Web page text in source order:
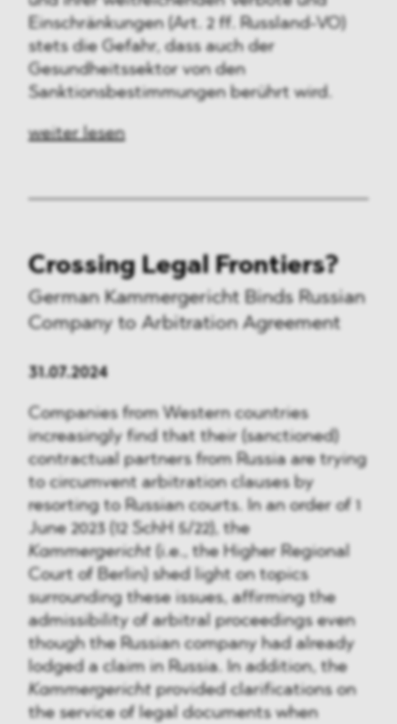
Einschränkungen (Art. 2 ff. Russland-VO)
stets die Gefahr, dass auch der
Gesundheitssektor von den
Sanktionsbestimmungen berührt wird.
weiter lesen
Crossing Legal Frontiers?
German Kammergericht Binds Russian
Company to Arbitration Agreement
31.07.2024
Companies from Western countries
increasingly find that their (sanctioned)
contractual partners from Russia are trying
to circumvent arbitration clauses by
resorting to Russian courts. In an order of 1
June 2023 (12 SchH 5/22), the
Kammergericht (i.e., the Higher Regional
Court of Berlin) shed light on topics
surrounding these issues, affirming the
admissibility of arbitral proceedings even
though the Russian company had already
lodged a claim in Russia. In addition, the
Kammergericht provided clarifications on
the service of legal documents when